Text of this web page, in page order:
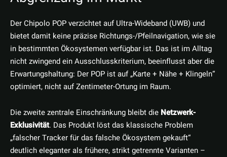
Der Chipolo POP verzichtet auf Ultra-Wideband (UWB) und
bietet damit keine präzise Richtungs-/Pfeilnavigation, wie sie
in bestimmten Ökosystemen verfügbar ist. Das ist im Alltag
nicht zwingend ein Ausschlusskriterium, beeinflusst aber die
Erwartungshaltung: Der POP ist auf „Karte + Nähe + Klingeln“
optimiert, nicht auf Zentimeter-Ortung im Raum.
Die zweite zentrale Einschränkung bleibt die Netzwerk-
Exklusivität. Das Produkt löst das klassische Problem
„falscher Tracker für das falsche Ökosystem gekauft“
deutlich eleganter als frühere, strikt getrennte Varianten –